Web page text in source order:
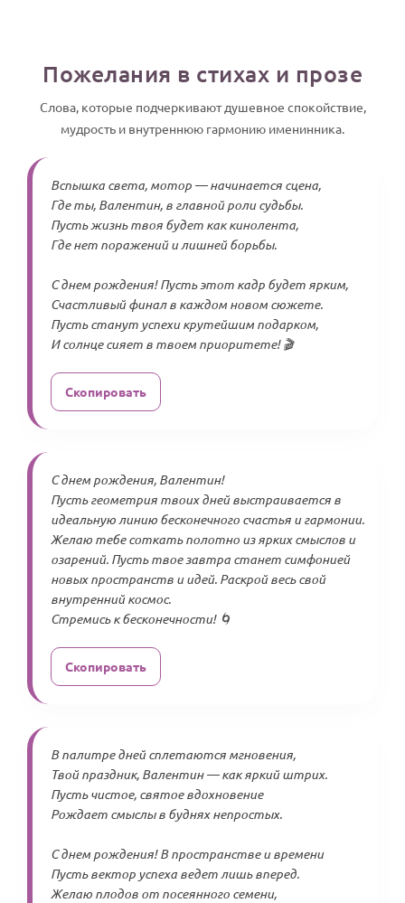
Пожелания в стихах и прозе
Слова, которые подчеркивают душевное спокойствие,
мудрость и внутреннюю гармонию именинника.
Вспышка света, мотор — начинается сцена,
Где ты, Валентин, в главной роли судьбы.
Пусть жизнь твоя будет как кинолента,
Где нет поражений и лишней борьбы.
С днем рождения! Пусть этот кадр будет ярким,
Счастливый финал в каждом новом сюжете.
Пусть станут успехи крутейшим подарком,
И солнце сияет в твоем приоритете! 🎬
Скопировать
С днем рождения, Валентин!
Пусть геометрия твоих дней выстраивается в
идеальную линию бесконечного счастья и гармонии.
Желаю тебе соткать полотно из ярких смыслов и
озарений. Пусть твое завтра станет симфонией
новых пространств и идей. Раскрой весь свой
внутренний космос.
Стремись к бесконечности! 🌀
Скопировать
В палитре дней сплетаются мгновения,
Твой праздник, Валентин — как яркий штрих.
Пусть чистое, святое вдохновение
Рождает смыслы в буднях непростых.
С днем рождения! В пространстве и времени
Пусть вектор успеха ведет лишь вперед.
Желаю плодов от посеянного семени,